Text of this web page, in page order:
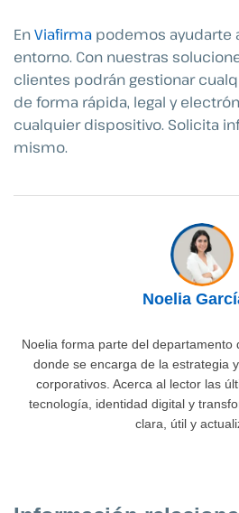
EnViafirma podemos ayudarte
entorno. Con nuestras
clientes podrán gestionar
de forma rápida, legal y
cualquier dispositivo. Solicita
mismo.
Noelia
Noelia forma parte del departamento
donde se encarga de la estrategia
corporativos. Acerca al lector las
tecnología, identidad digital y
clara, útil y